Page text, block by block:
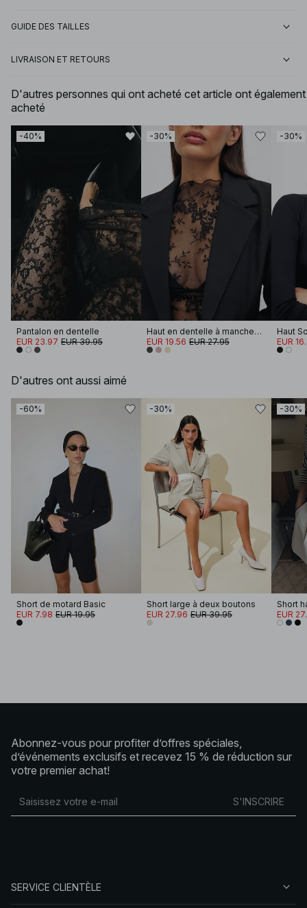
GUIDE DES TAILLES
LIVRAISON ET RETOURS
D'autres personnes qui ont acheté cet article ont également
acheté
-40%
Pantalon en dentelle
EUR 23.97 EUR 39.95
-30%
Haut en dentelle à manches longues
EUR 19.56 EUR 27.95
-30%
EUR
D'autres ont aussi aimé
-60%
Short de motard Basic
EUR 7.98 EUR 19.95
-30%
Short large à deux boutons
EUR 27.96 EUR 39.95
-30%
Short
EUR
Abonnez-vous pour profiter d’offres spéciales,
d’événements exclusifs et recevez 15 % de réduction sur
votre premier achat!
S'INSCRIRE
SERVICE CLIENTÈLE